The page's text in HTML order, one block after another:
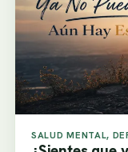
SALUD MENTAL,